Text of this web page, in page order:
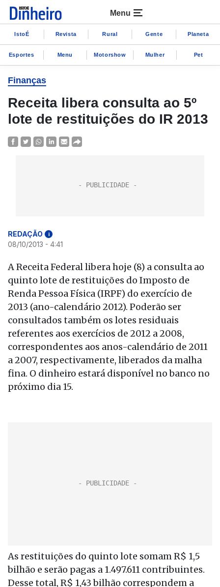
Menu
IstoÉ Revista Rural Gente Planeta
Esportes Menu Motorshow Mulher Pet
Finanças
Receita libera consulta ao 5º
lote de restituições do IR 2013
REDAÇÃO i
08/10/2013 - 4:41
A Receita Federal libera hoje (8) a consulta ao
quinto lote de restituições do Imposto de
Renda Pessoa Física (IRPF) do exercício de
2013 (ano-calendário 2012). Poderão ser
consultados também os lotes residuais
referentes aos exercícios de 2012 a 2008,
correspondentes aos anos-calendário de 2011
a 2007, respectivamente, liberados da malha
fina. O dinheiro estará disponível no banco no
próximo dia 15.
As restituições do quinto lote somam R$ 1,5
bilhão e serão pagas a 1.497.611 contribuintes.
Desse total, R$ 1,43 bilhão correspondem a